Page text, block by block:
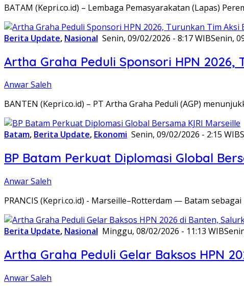
BATAM (Kepri.co.id) – Lembaga Pemasyarakatan (Lapas)
Berita Update, Nasional Senin, 09/02/2026 - 8:17 WIBSenin,
Artha Graha Peduli Sponsori HPN 2026,
Anwar Saleh
BANTEN (Kepri.co.id) – PT Artha Graha Peduli (AGP)
Batam, Berita Update, Ekonomi Senin, 09/02/2026 - 2:15 WIB
BP Batam Perkuat Diplomasi Global
Anwar Saleh
PRANCIS (Kepri.co.id) - Marseille–Rotterdam — Batam
Berita Update, Nasional Minggu, 08/02/2026 - 11:13 WIB
Artha Graha Peduli Gelar Baksos HPN
Anwar Saleh